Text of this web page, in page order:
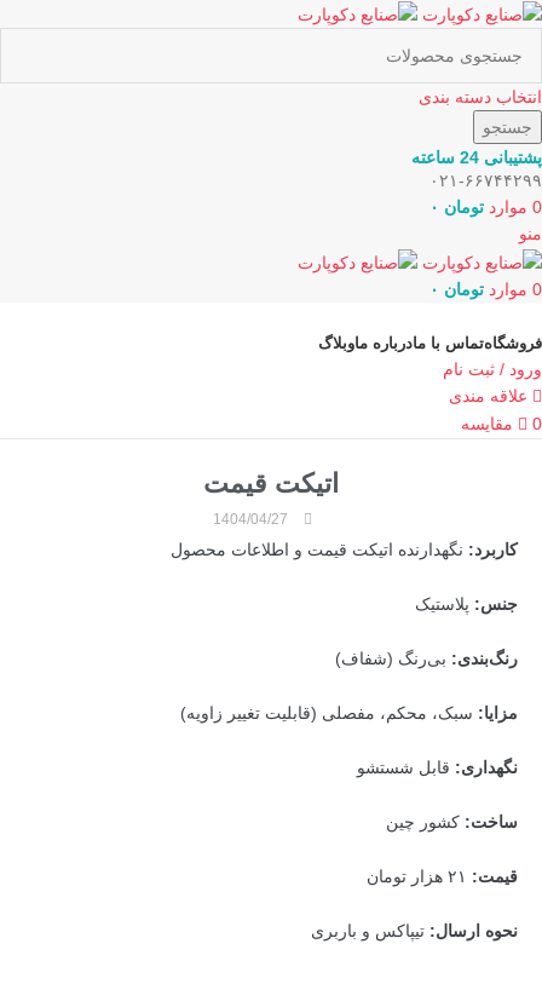
انتخاب دسته بندی
جستجو
پشتیبانی 24 ساعته
۰۲۱-۶۶۷۴۴۲۹۹
0 موارد تومان
منو
0 موارد تومان
فروشگاهتماس با مادرباره ماوبلاگ
ورود / ثبت نام
علاقه مندی
0
مقایسه
اتیکت قیمت
1404/04/27
کاربرد: نگهدارنده اتیکت قیمت و اطلاعات محصول
جنس: پلاستیک
رنگ‌بندی: بی‌رنگ (شفاف)
مزایا: سبک، محکم، مفصلی (قابلیت تغییر زاویه)
نگهداری: قابل شستشو
ساخت: کشور چین
قیمت:
نحوه ارسال: تیپاکس و باربری